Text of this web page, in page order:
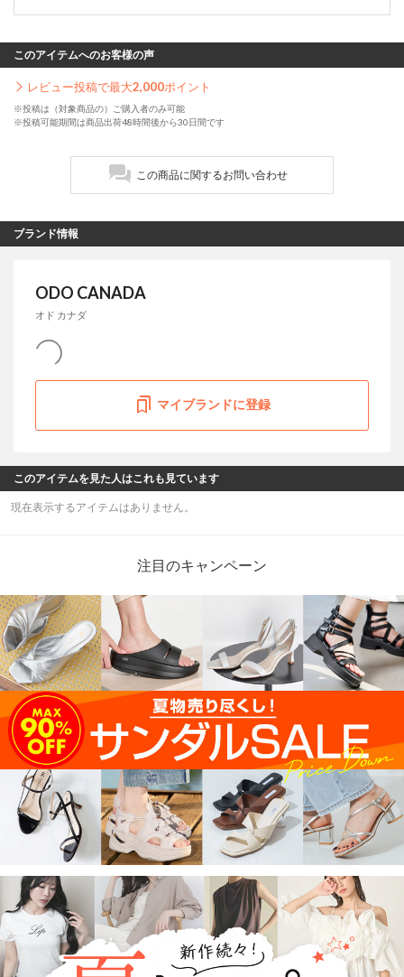
このアイテムへのお客様の声
レビュー投稿で最大2,000ポイント
※投稿は（対象商品の）ご購入者のみ可能
※投稿可能期間は商品出荷48時間後から30日間です
この商品に関するお問い合わせ
ブランド情報
ODO CANADA
オド カナダ
マイブランドに登録
このアイテムを見た人はこれも見ています
現在表示するアイテムはありません。
注目のキャンペーン